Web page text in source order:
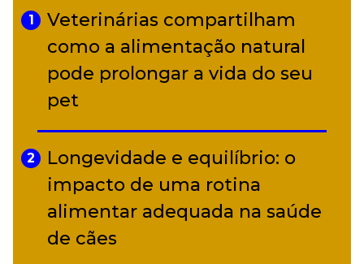
Adriana Calcanhotto retoma
alter ego infantil para show em
Curitiba
1
Veterinárias compartilham
como a alimentação natural
pode prolongar a vida do seu
pet
2
Longevidade e equilíbrio: o
impacto de uma rotina
alimentar adequada na saúde
de cães